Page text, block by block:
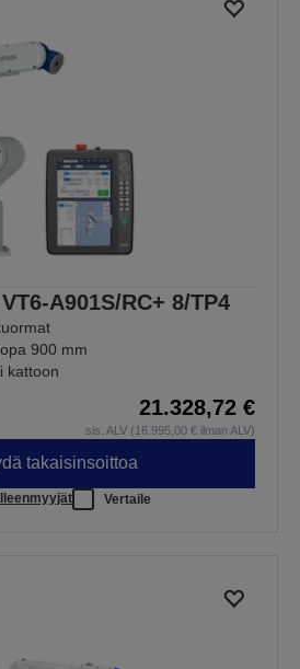
A901S/RC+ 8/TP4
900 mm
kattoon
21.328,72 €
sis. ALV (16.995,00 € ilman ALV)
takaisinsoittoa
Vertaile